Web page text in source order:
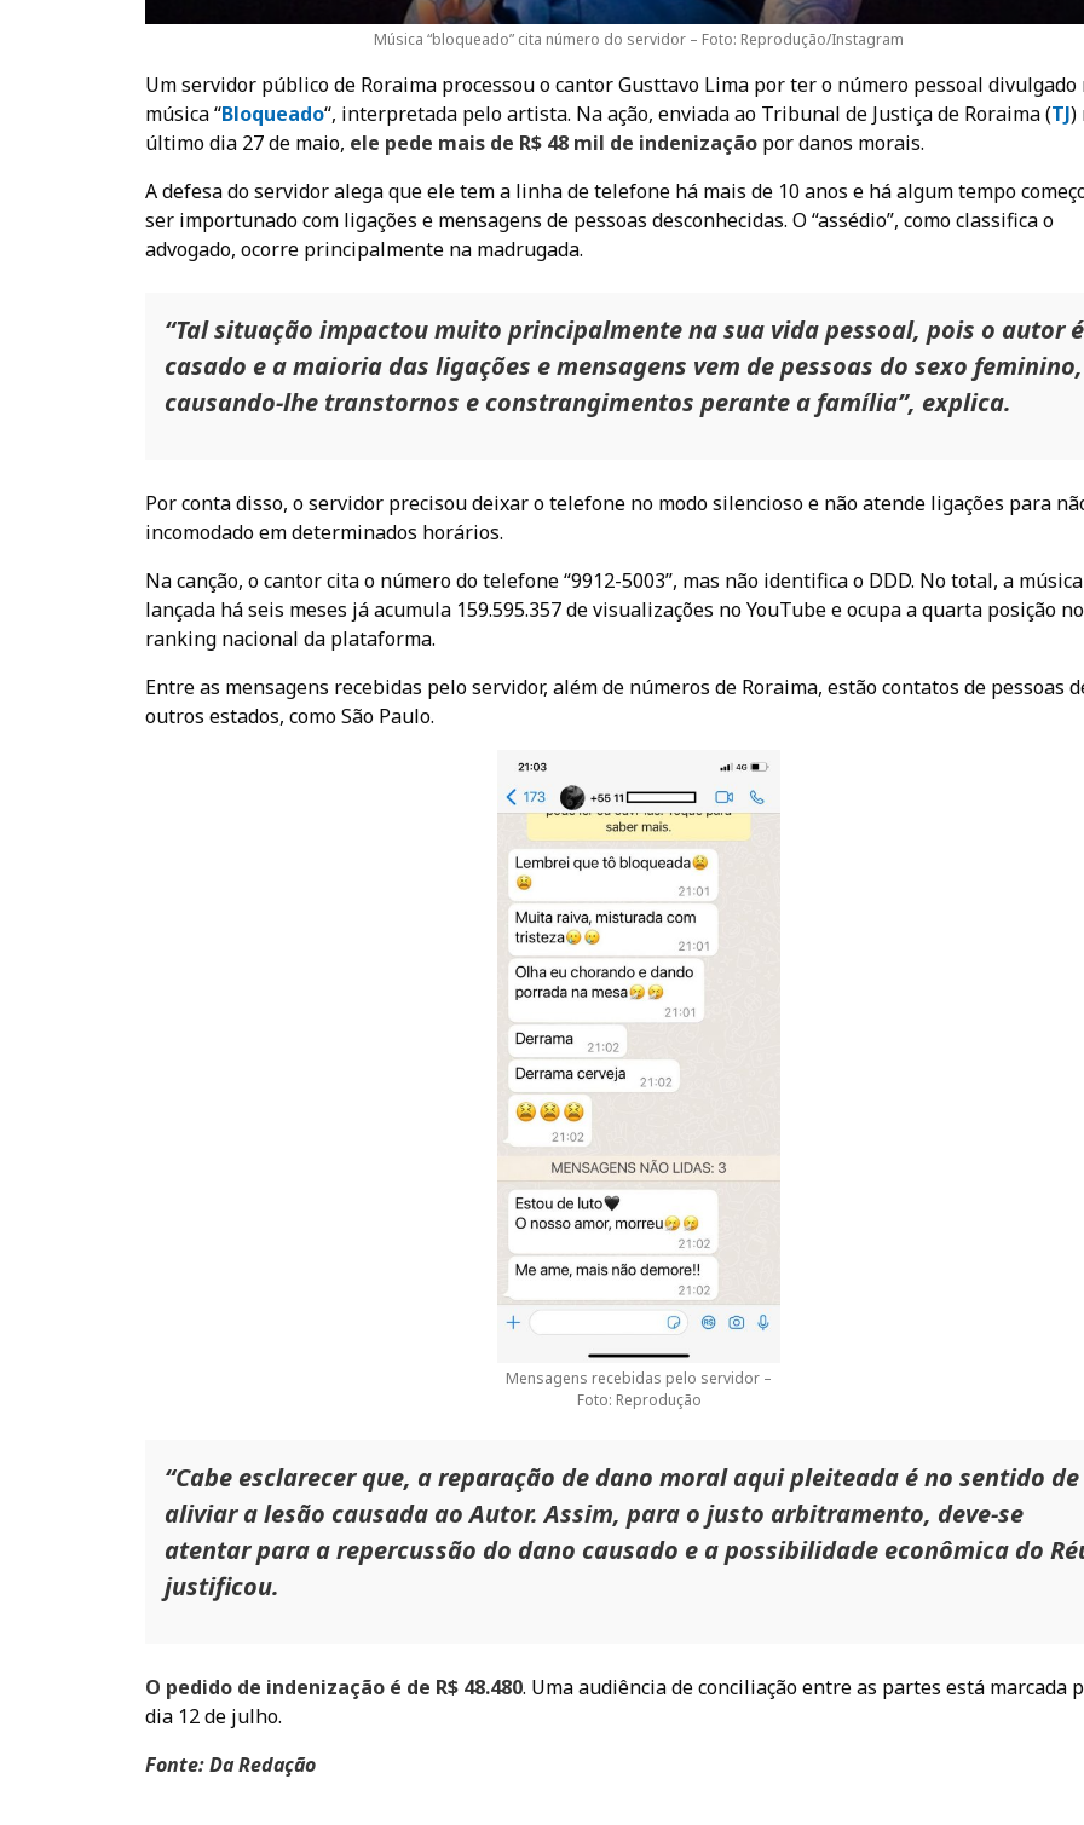
Música “bloqueado” cita número do servidor – Foto: Reprodução/Instagram
Um servidor público de Roraima processou o cantor Gusttavo Lima por ter o número pessoal divulgado
música “Bloqueado“, interpretada pelo artista. Na ação, enviada ao Tribunal de Justiça de Roraima (TJ)
último dia 27 de maio, ele pede mais de R$ 48 mil de indenização por danos morais.
A defesa do servidor alega que ele tem a linha de telefone há mais de 10 anos e há algum tempo
ser importunado com ligações e mensagens de pessoas desconhecidas. O “assédio”, como classifica o
advogado, ocorre principalmente na madrugada.
“Tal situação impactou muito principalmente na sua vida pessoal, pois o autor é
casado e a maioria das ligações e mensagens vem de pessoas do sexo feminino,
causando-lhe transtornos e constrangimentos perante a família”, explica.
Por conta disso, o servidor precisou deixar o telefone no modo silencioso e não atende ligações para
incomodado em determinados horários.
Na canção, o cantor cita o número do telefone “9912-5003”, mas não identifica o DDD. No total, a música
lançada há seis meses já acumula 159.595.357 de visualizações no YouTube e ocupa a quarta posição no
ranking nacional da plataforma.
Entre as mensagens recebidas pelo servidor, além de números de Roraima, estão contatos de pessoas
outros estados, como São Paulo.
Mensagens recebidas pelo servidor –
Foto: Reprodução
“Cabe esclarecer que, a reparação de dano moral aqui pleiteada é no sentido de
aliviar a lesão causada ao Autor. Assim, para o justo arbitramento, deve-se
atentar para a repercussão do dano causado e a possibilidade econômica do
justificou.
O pedido de indenização é de R$ 48.480. Uma audiência de conciliação entre as partes está marcada
dia 12 de julho.
Fonte: Da Redação